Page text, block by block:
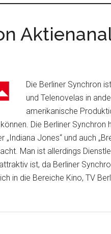
Die Berliner Synchron
und Telenovelas in
amerikanische
Die Berliner Synchron
„Indiana Jones“ und auch
Man ist allerdings
ist, da Berliner
in die Bereiche Kino, TV